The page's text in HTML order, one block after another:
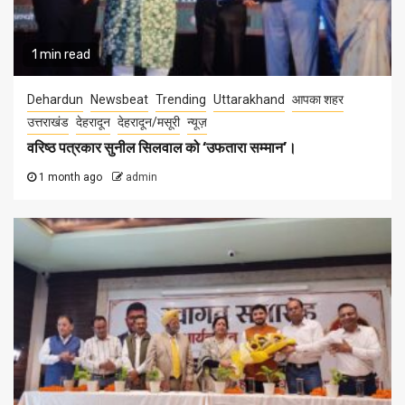
1 min read
Dehardun Newsbeat Trending Uttarakhand
आपका शहर
उत्तराखंड देहरादून देहरादून/मसूरी न्यूज़
वरिष्ठ पत्रकार सुनील सिलवाल को ‘उफतारा सम्मान’।
1 month ago admin